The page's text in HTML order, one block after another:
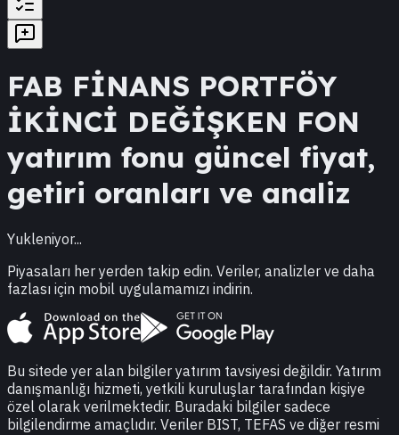
FAB FİNANS PORTFÖY
İKİNCİ DEĞİŞKEN FON
yatırım fonu güncel fiyat,
getiri oranları ve analiz
Yukleniyor...
Piyasaları her yerden takip edin. Veriler, analizler ve daha
fazlası için mobil uygulamamızı indirin.
Bu sitede yer alan bilgiler yatırım tavsiyesi değildir. Yatırım
danışmanlığı hizmeti, yetkili kuruluşlar tarafından kişiye
özel olarak verilmektedir. Buradaki bilgiler sadece
bilgilendirme amaçlıdır. Veriler BIST, TEFAS ve diğer resmi